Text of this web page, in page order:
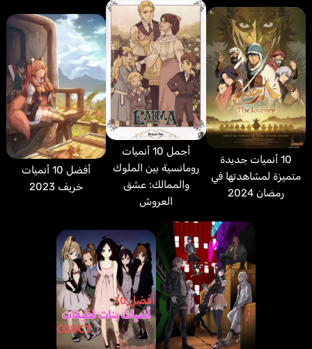
10 أنميات جديدة
متميزة لمشاهدتها في
رمضان 2024
أجمل 10 أنميات
رومانسية بين الملوك
والممالك: عشق
العروش
أفضل 10 أنميات
خريف 2023